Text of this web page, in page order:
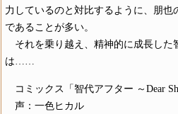
力しているのと対比するように、朋也
であることが多い。
それを乗り越え、精神的に成長した
は……
コミックス「智代アフター ～Dear
声：一色ヒカル